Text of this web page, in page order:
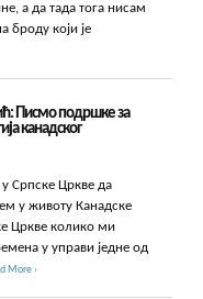
а да тада тога нисам
броду који је
Писмо подршке за
канадског
Српске Цркве да
у животу Канадске
Цркве колико ми
у управи једне од
More ›